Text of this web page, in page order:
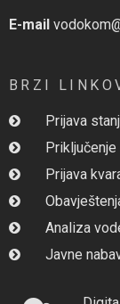
E-mail
BRZI
Prijava
Priključenje
Prijava
Analiza
Javne